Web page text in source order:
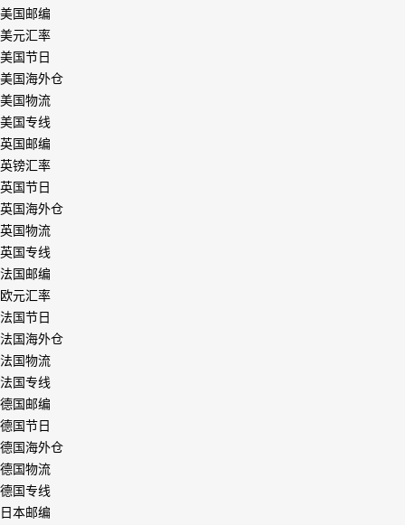
美国邮编
美元汇率
美国节日
美国海外仓
美国物流
美国专线
英国邮编
英镑汇率
英国节日
英国海外仓
英国物流
英国专线
法国邮编
欧元汇率
法国节日
法国海外仓
法国物流
法国专线
德国邮编
德国节日
德国海外仓
德国物流
德国专线
日本邮编